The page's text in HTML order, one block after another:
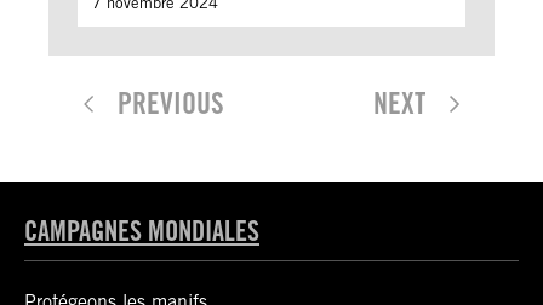
PREVIOUS NEXT
CAMPAGNES MONDIALES